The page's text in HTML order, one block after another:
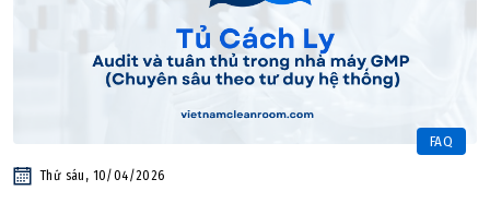
FAQ
Thứ sáu, 10/04/2026